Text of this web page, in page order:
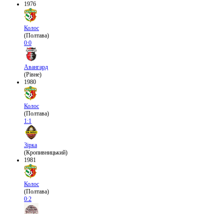
1976
Колос
(Полтава)
0:0
Авангард
(Рівне)
1980
Колос
(Полтава)
1:1
Зірка
(Кропивницький)
1981
Колос
(Полтава)
0:2